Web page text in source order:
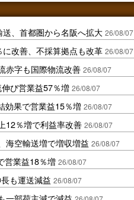
、首都圏から名阪へ拡大 26/08/07
改善、不採算拠点も改革 26/08/07
赤字も国際物流改善 26/08/07
び営業益57％増 26/08/07
効果で営業益15％増 26/08/07
12％増で利益率改善 26/08/07
海空輸送増で増収増益 26/08/07
営業益18％増 26/08/07
も運送減益 26/08/07